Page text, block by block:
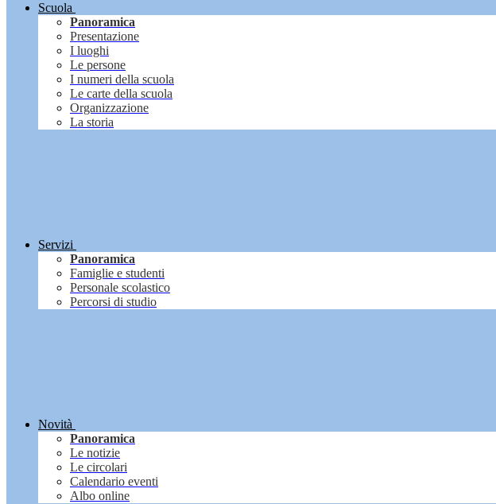
Scuola
Panoramica
Presentazione
I luoghi
Le persone
I numeri della scuola
Le carte della scuola
Organizzazione
La storia
Servizi
Panoramica
Famiglie e studenti
Personale scolastico
Percorsi di studio
Novità
Panoramica
Le notizie
Le circolari
Calendario eventi
Albo online